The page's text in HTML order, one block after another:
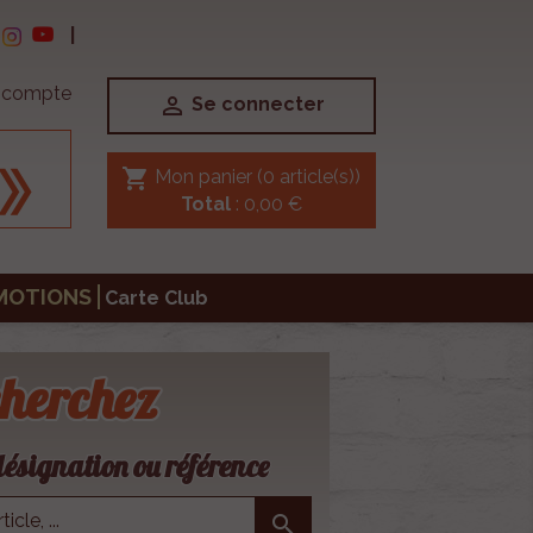
 Se connecter
shopping_cart Mon panier (0 article(s))
Total: 0,00 €
Carte Club
ou référence
